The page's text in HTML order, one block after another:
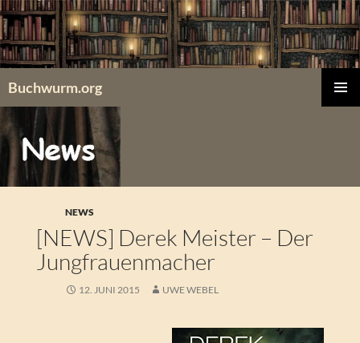
Zum
Inhalt
springen
Buchwurm.org
NEWS
[NEWS] Derek Meister – Der
Jungfrauenmacher
12. JUNI 2015 UWE WEBEL